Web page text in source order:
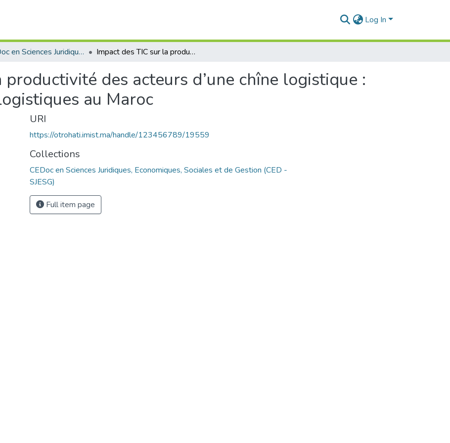
Log In
CEDoc en Sciences Juridiques, Economiques, Sociales et de Gestion (CED - SJESG) Impact des TIC sur la productivité des acteurs d’une chîne logistique : cas des prestataires logistiques au Maroc
des acteurs d’une chîne logistique :
au Maroc
URI
https://otrohati.imist.ma/handle/123456789/19559
Collections
CEDoc en Sciences Juridiques, Economiques, Sociales et de Gestion (CED -
SJESG)
Full item page